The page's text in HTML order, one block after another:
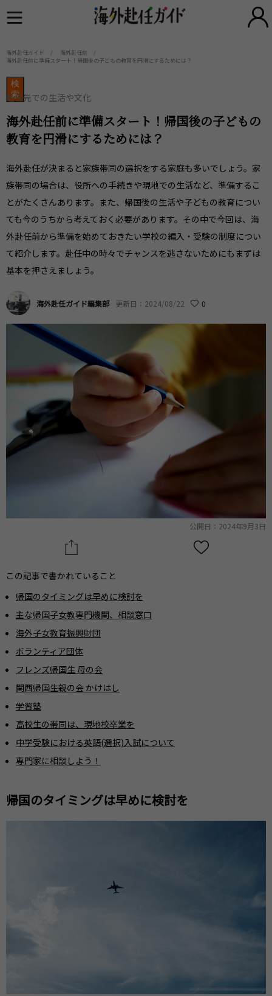
海外赴任ガイド
海外赴任前
海外赴任前に準備スタート！帰国後の子どもの教育を円滑にするためには？
検
索
赴任先での生活や文化
海外赴任前に準備スタート！帰国後の子どもの
教育を円滑にするためには？
海外赴任が決まると家族帯同の選択をする家庭も多いでしょう。家
族帯同の場合は、役所への手続きや現地での生活など、準備するこ
とがたくさんあります。また、帰国後の生活や子どもの教育につい
ても今のうちから考えておく必要があります。その中で今回は、海
外赴任前から準備を始めておきたい学校の編入・受験の制度につい
て紹介します。赴任中の時々でチャンスを逃さないためにもまずは
基本を押さえましょう。
海外赴任ガイド編集部 更新日：2024/08/22 0
公開日：2024年9月3日
この記事で書かれていること
帰国のタイミングは早めに検討を
主な帰国子女教専門機関、相談窓口
海外子女教育振興財団
ボランティア団体
フレンズ帰国生 母の会
関西帰国生親の会 かけはし
学習塾
高校生の帯同は、現地校卒業を
中学受験における英語(選択)入試について
専門家に相談しよう！
帰国のタイミングは早めに検討を